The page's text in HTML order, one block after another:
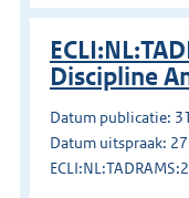
Discipline
Datum publicatie:
Datum uitspraak: